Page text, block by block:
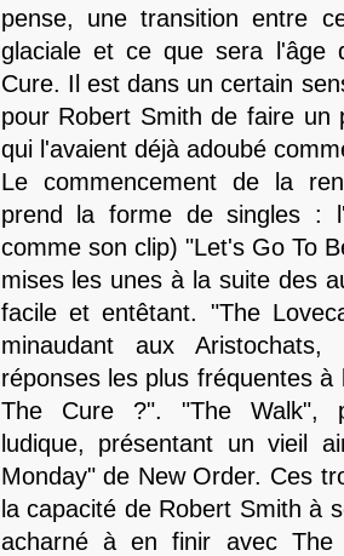
pense, une transition entre
glaciale et ce que sera l'âge
Cure. Il est dans un certain
pour Robert Smith de faire un
qui l'avaient déjà adoubé
Le commencement de la
prend la forme de singles :
comme son clip) "Let's Go To
mises les unes à la suite des
facile et entêtant. "The
minaudant aux
réponses les plus fréquentes
The Cure ?". "The Walk",
ludique, présentant un vieil
Monday" de New Order. Ces
la capacité de Robert Smith à
acharné à en finir avec The